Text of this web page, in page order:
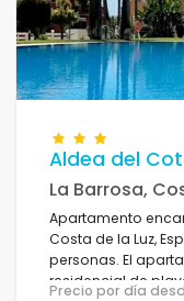
Aldea del
La Barrosa,
Apartamento
Costa de la Luz,
personas. El
residencial de
Precio por día